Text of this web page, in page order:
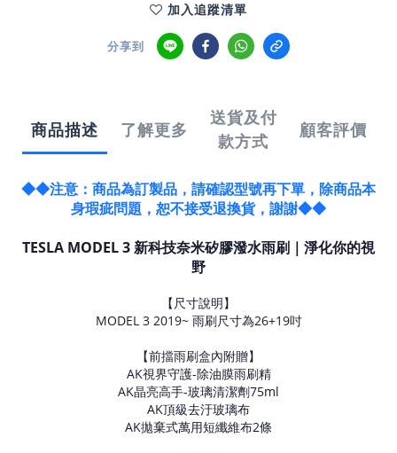
加入追蹤清單
分享到
商品描述 了解更多
送貨及付
款方式
顧客評價
◆◆注意：商品為訂製品，請確認型號再下單，除商品本
身瑕疵問題，恕不接受退換貨，謝謝◆◆
TESLA MODEL 3 新科技奈米矽膠潑水雨刷｜淨化你的視
野
【尺寸說明】
MODEL 3 2019~ 雨刷尺寸為26+19吋
【前擋雨刷盒內附贈】
AK視界守護-除油膜雨刷精
AK晶亮高手-玻璃清潔劑75ml
AK頂級去汙玻璃布
AK拋棄式萬用短纖維布2條